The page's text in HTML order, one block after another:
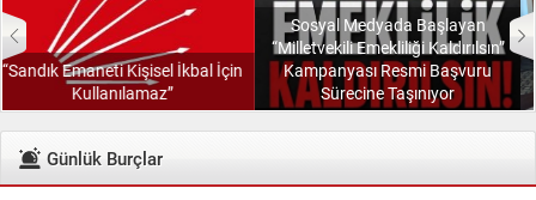
Sosyal Medyada Başlayan
“Milletvekili Emekliliği Kaldırılsın”
Kampanyası Resmi Başvuru
Sürecine Taşınıyor
“Görev Verilirse Bursa İçin
Çalışmaya Hazırız”
Günlük Burçlar